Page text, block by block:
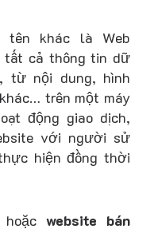
tên khác là Web
cả thông tin dữ
từ nội dung, hình
trên một máy
động giao dịch,
với người sử
hiện đồng thời
hoặcwebsite bán